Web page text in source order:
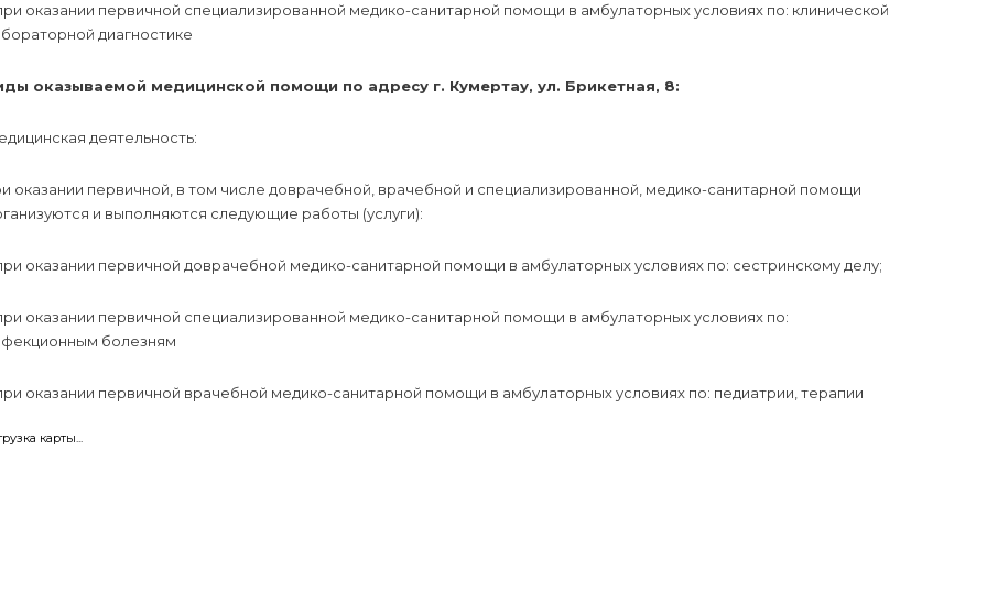
оказании первичной специализированной медико-санитарной помощи в амбулаторных условиях по: клинической
диагностике
оказываемой медицинской помощи по адресу г. Кумертау, ул. Брикетная, 8:
деятельность:
оказании первичной, в том числе доврачебной, врачебной и специализированной, медико-санитарной помощи
и выполняются следующие работы (услуги):
оказании первичной доврачебной медико-санитарной помощи в амбулаторных условиях по: сестринскому делу;
оказании первичной специализированной медико-санитарной помощи в амбулаторных условиях по:
болезням
оказании первичной врачебной медико-санитарной помощи в амбулаторных условиях по: педиатрии, терапии
карты...